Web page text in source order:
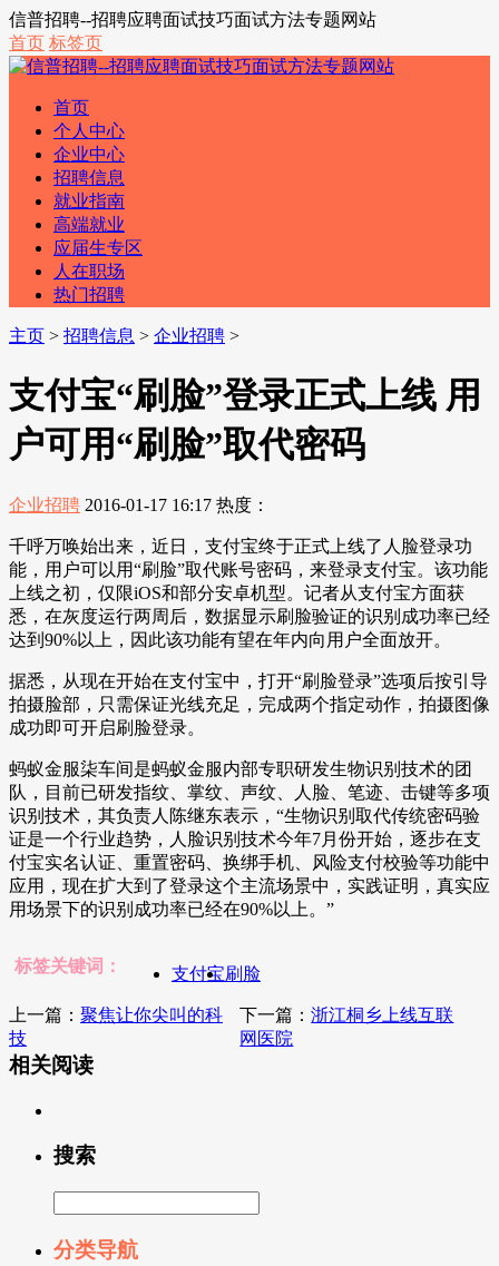
信普招聘--招聘应聘面试技巧面试方法专题网站
首页 标签页
首页
个人中心
企业中心
招聘信息
就业指南
高端就业
应届生专区
人在职场
热门招聘
主页 > 招聘信息 > 企业招聘 >
支付宝“刷脸”登录正式上线 用
户可用“刷脸”取代密码
企业招聘 2016-01-17 16:17 热度：
千呼万唤始出来，近日，支付宝终于正式上线了人脸登录功
能，用户可以用“刷脸”取代账号密码，来登录支付宝。该功能
上线之初，仅限iOS和部分安卓机型。记者从支付宝方面获
悉，在灰度运行两周后，数据显示刷脸验证的识别成功率已经
达到90%以上，因此该功能有望在年内向用户全面放开。
据悉，从现在开始在支付宝中，打开“刷脸登录”选项后按引导
拍摄脸部，只需保证光线充足，完成两个指定动作，拍摄图像
成功即可开启刷脸登录。
蚂蚁金服柒车间是蚂蚁金服内部专职研发生物识别技术的团
队，目前已研发指纹、掌纹、声纹、人脸、笔迹、击键等多项
识别技术，其负责人陈继东表示，“生物识别取代传统密码验
证是一个行业趋势，人脸识别技术今年7月份开始，逐步在支
付宝实名认证、重置密码、换绑手机、风险支付校验等功能中
应用，现在扩大到了登录这个主流场景中，实践证明，真实应
用场景下的识别成功率已经在90%以上。”
标签关键词： 支付宝刷脸
上一篇： 聚焦让你尖叫的科
技
下一篇：浙江桐乡上线互联
网医院
相关阅读
搜索
分类导航